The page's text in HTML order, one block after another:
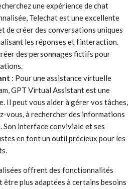
une expérience de chat
Telechat est une excellente
de créer des conversations uniques
les réponses et l’interaction.
des personnages fictifs pour
: Pour une assistance virtuelle
GPT Virtual Assistant est une
Il peut vous aider à gérer vos tâches,
vous, à rechercher des informations
Son interface conviviale et ses
en font un outil précieux pour les
offrent des fonctionnalités
être plus adaptées à certains besoins